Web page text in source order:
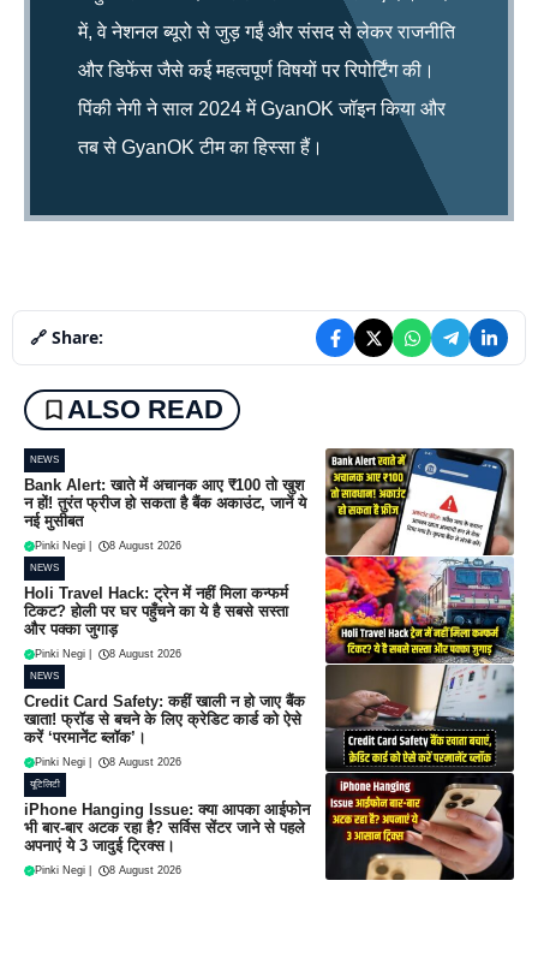
में, वे नेशनल ब्यूरो से जुड़ गईं और संसद से लेकर राजनीति
और डिफेंस जैसे कई महत्वपूर्ण विषयों पर रिपोर्टिंग की।
पिंकी नेगी ने साल 2024 में GyanOK जॉइन किया और
तब से GyanOK टीम का हिस्सा हैं।
🔗 Share:
ALSO READ
NEWS
Bank Alert: खाते में अचानक आए ₹100 तो खुश
न हों! तुरंत फ्रीज हो सकता है बैंक अकाउंट, जानें ये
नई मुसीबत
Pinki Negi 8 August 2026
NEWS
Holi Travel Hack: ट्रेन में नहीं मिला कन्फर्म
टिकट? होली पर घर पहुँचने का ये है सबसे सस्ता
और पक्का जुगाड़
Pinki Negi 8 August 2026
NEWS
Credit Card Safety: कहीं खाली न हो जाए बैंक
खाता! फ्रॉड से बचने के लिए क्रेडिट कार्ड को ऐसे
करें ‘परमानेंट ब्लॉक’।
Pinki Negi 8 August 2026
यूटिलिटी
iPhone Hanging Issue: क्या आपका आईफोन
भी बार-बार अटक रहा है? सर्विस सेंटर जाने से पहले
अपनाएं ये 3 जादुई ट्रिक्स।
Pinki Negi 8 August 2026